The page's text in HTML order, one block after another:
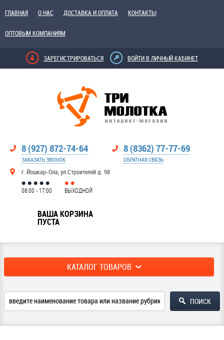
ГЛАВНАЯ О НАС ДОСТАВКА И ОПЛАТА КОНТАКТЫ
ОПТОВЫМ КОМПАНИЯМ
ЗАРЕГИСТРИРОВАТЬСЯ ВОЙТИ В ЛИЧНЫЙ КАБИНЕТ
8 (927) 872-74-64
ЗАКАЗАТЬ ЗВОНОК
г. Йошкар-Ола, ул.Строителей д. 98
8 (8362) 77-77-69
ОБРАТНАЯ СВЯЗЬ
08:00 - 17:00 ВЫХОДНОЙ
ВАША КОРЗИНА
ПУСТА
КАТАЛОГ ТОВАРОВ